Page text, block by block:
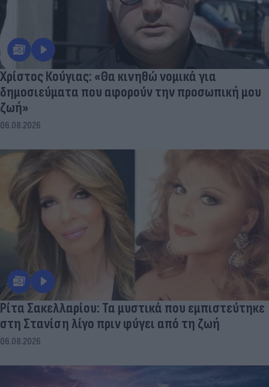
Χρίστος Κούγιας: «Θα κινηθώ νομικά για
δημοσιεύματα που αφορούν την προσωπική μου
ζωή»
06.08.2026
Ρίτα Σακελλαρίου: Τα μυστικά που εμπιστεύτηκε
στη Στανίση λίγο πριν φύγει από τη ζωή
06.08.2026